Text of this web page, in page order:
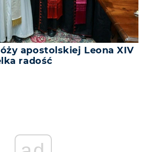
apostolskiej Leona XIV
radość